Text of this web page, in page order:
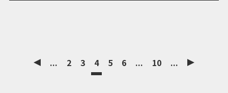
... 2 3 4 5 6 ... 10 ...